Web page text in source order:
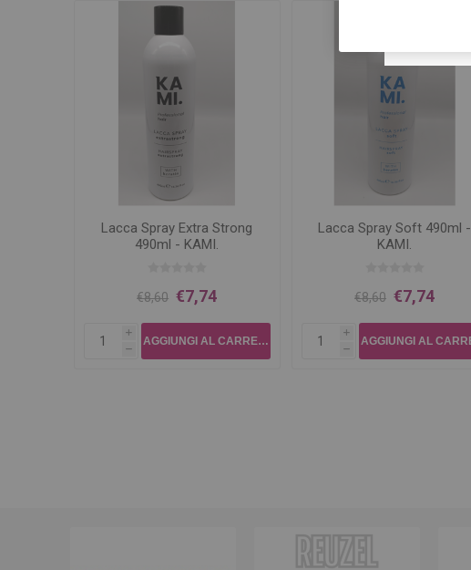
Lacca Spray Extra Strong
490ml - KAMI.
€8,60 €7,74
i
h
Lacca Spray Soft 490ml -
KAMI.
€8,60 €7,74
i
h